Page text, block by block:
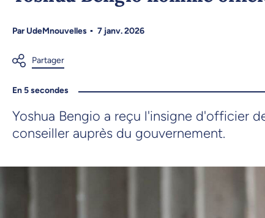
ParUdeMnouvelles 7 janv. 2026
En 5 secondes
Yoshua Bengio a reçu l'insigne d'officier
conseiller auprès du gouvernement.